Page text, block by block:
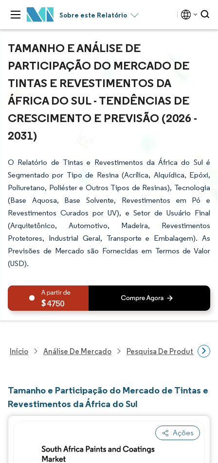
Sobre este Relatório
TAMANHO E ANÁLISE DE
PARTICIPAÇÃO DO MERCADO DE
TINTAS E REVESTIMENTOS DA
ÁFRICA DO SUL - TENDÊNCIAS DE
CRESCIMENTO E PREVISÃO (2026 -
2031)
O Relatório de Tintas e Revestimentos da África do Sul é
Segmentado por Tipo de Resina (Acrílica, Alquídica, Epóxi,
Poliuretano, Poliéster e Outros Tipos de Resinas), Tecnologia
(Base Aquosa, Base Solvente, Revestimentos em Pó e
Revestimentos Curados por UV), e Setor de Usuário Final
(Arquitetônico, Automotivo, Madeira, Revestimentos
Protetores, Industrial Geral, Transporte e Embalagem). As
Previsões de Mercado são Fornecidas em Termos de Valor
(USD).
4750
Início Análise De Mercado Pesquisa De Produtos
Tamanho e Participação do Mercado de Tintas e
Revestimentos da África do Sul
Ações